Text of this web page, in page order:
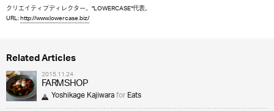
クリエイティブディレクター。"LOWERCASE"代表。
URL:http://www.lowercase.biz/
Related Articles
2015.11.24
FARMSHOP
Yoshikage KajiwaraforEats